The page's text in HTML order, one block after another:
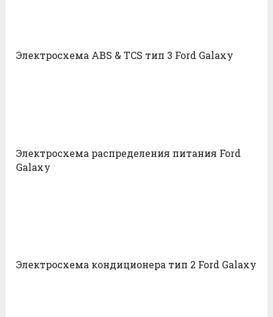
Электросхема ABS & TCS тип 3 Ford Galaxy
Электросхема распределения питания Ford
Galaxy
Электросхема кондиционера тип 2 Ford Galaxy